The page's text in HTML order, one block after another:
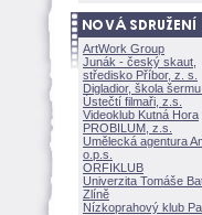
ArtWork Group
Junák - český skaut,
středisko Příbor, z. s.
Digladior, škola šermu
Ústečtí filmaři, z.s.
Videoklub Kutná Hora
PROBILUM, z.s.
Umělecká agentura
o.p.s.
ORFIKLUB
Univerzita Tomáše
Zlíně
Nízkoprahový klub